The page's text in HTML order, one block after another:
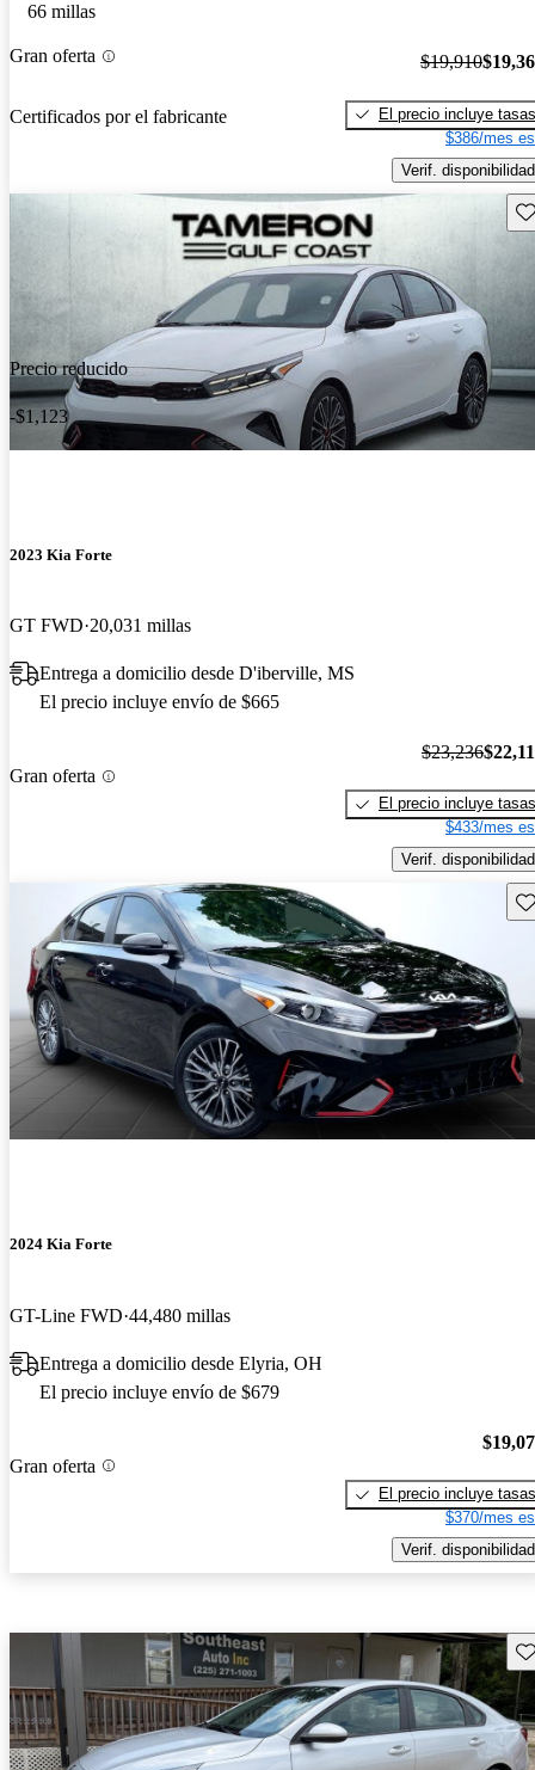
66 millas
Gran oferta
Certificados por el fabricante
$19,910
El precio incluye tasas
$386/mes
Verif. disponibilidad
Precio reducido
-$1,123
2023 Kia Forte
GT FWD 20,031 millas
Entrega a domicilio desde D'iberville, MS
El precio incluye envío de $665
Gran oferta
$23,236
El precio incluye tasas
$433/mes
Verif. disponibilidad
2024 Kia Forte
GT-Line FWD 44,480 millas
Entrega a domicilio desde Elyria, OH
El precio incluye envío de $679
Gran oferta
El precio incluye tasas
$370/mes
Verif. disponibilidad